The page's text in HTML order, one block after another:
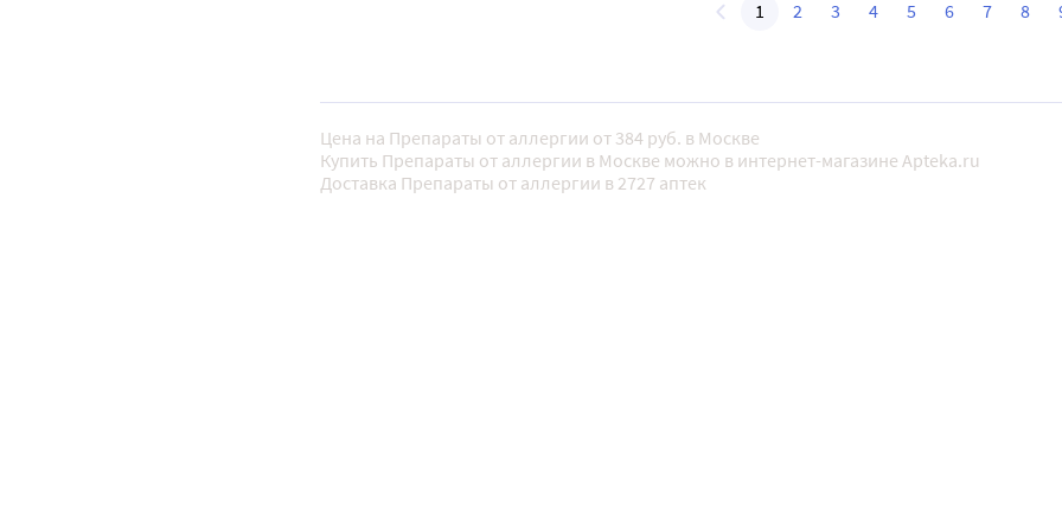
1 2 3 4 5 6 7 8
Цена на Препараты от аллергии от 384 руб. в Москве
Купить Препараты от аллергии в Москве можно в интернет-магазине Apteka.ru
Доставка Препараты от аллергии в 2727 аптек